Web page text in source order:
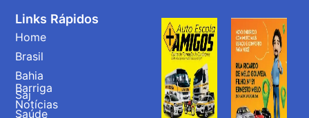
Barriga
Notícias
Links Rápidos
Home
Brasil
Bahia
Saj
Saúde